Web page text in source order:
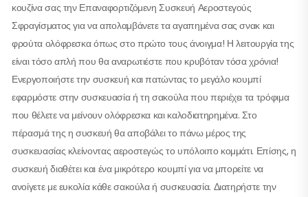
κουζίνα σας την Επαναφορτιζόμενη Συσκευή Αεροστεγούς
Σφραγίσματος για να απολαμβάνετε τα αγαπημένα σας σνακ και
φρούτα ολόφρεσκα όπως στο πρώτο τους άνοιγμα! Η λειτουργία της
είναι τόσο απλή που θα αναρωτιέστε που κρυβόταν τόσα χρόνια!
Ενεργοποιήστε την συσκευή και πατώντας το μεγάλο κουμπί
εφαρμόστε στην συσκευασία ή τη σακούλα που περιέχει τα τρόφιμα
που θέλετε να μείνουν ολόφρεσκα και καλοδιατηρημένα. Στο
πέρασμά της η συσκευή θα αποβάλει το πάνω μέρος της
συσκευασίας κλείνοντας αεροστεγώς το υπόλοιπο κομμάτι. Επίσης, η
συσκευή διαθέτει και ένα μικρότερο κουμπί για να μπορείτε να
ανοίγετε με ευκολία κάθε σακούλα ή συσκευασία. Διατηρήστε την